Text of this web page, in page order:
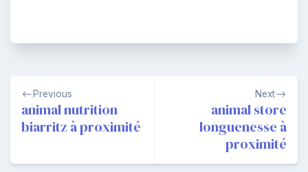
Navigation
de
l’article
Previous
animal nutrition
biarritz à proximité
Next
animal store
longuenesse à
proximité